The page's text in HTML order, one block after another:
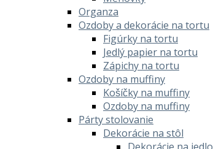
Organza
Ozdoby a dekorácie na tortu
Figúrky na tortu
Jedlý papier na tortu
Zápichy na tortu
Ozdoby na muffiny
Košíčky na muffiny
Ozdoby na muffiny
Párty stolovanie
Dekorácie na stôl